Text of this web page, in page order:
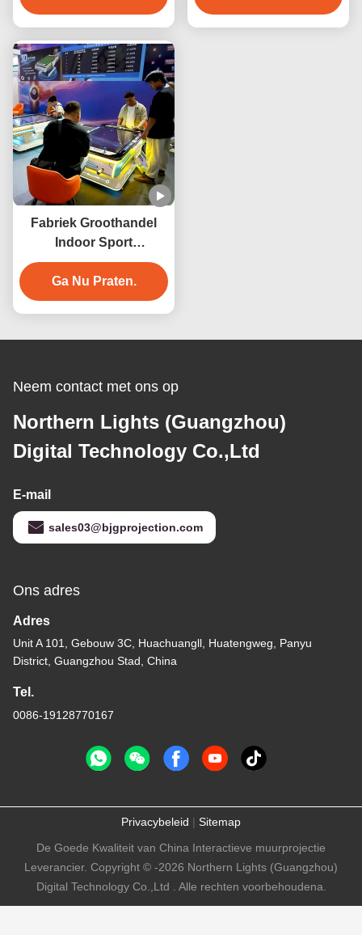
Muntbediende Pooltafel
Digitale biljart tafel
Fabriek Groothandel
Indoor Sport
Entertainment Product
3D Virtual Reality Biljart
Spelmachine
Ga Nu Praten.
Neem contact met ons op
Northern Lights (Guangzhou)
Digital Technology Co.,Ltd
E-mail
sales03@bjgprojection.com
Ons adres
Adres
Unit A 101, Gebouw 3C, Huachuangll, Huatengweg, Panyu
District, Guangzhou Stad, China
Tel.
0086-19128770167
Privacybeleid | Sitemap
De Goede Kwaliteit van China Interactieve muurprojectie
Leverancier. Copyright © -2026 Northern Lights (Guangzhou)
Digital Technology Co.,Ltd . Alle rechten voorbehoudena.